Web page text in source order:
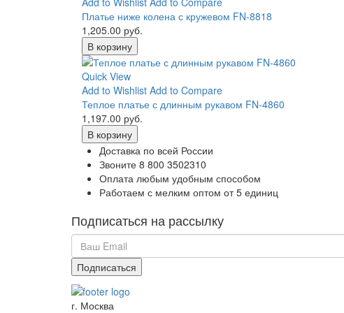
Платье ниже колена с кружевом FN-8818
1,205.00 руб.
В корзину
Quick View
Add to Wishlist Add to Compare
Теплое платье с длинным рукавом FN-4860
1,197.00 руб.
В корзину
Доставка по всей России
Звоните 8 800 3502310
Оплата любым удобным способом
Работаем с мелким оптом от 5 единиц
Подписаться на рассылку
г. Москва